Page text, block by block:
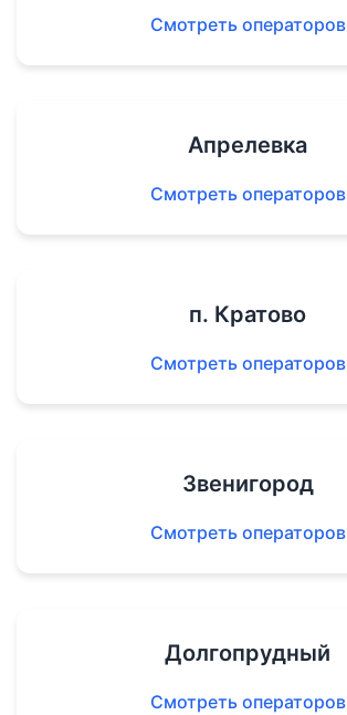
Смотреть операторов
Апрелевка
Смотреть операторов
п. Кратово
Смотреть операторов
Звенигород
Смотреть операторов
Долгопрудный
Смотреть операторов